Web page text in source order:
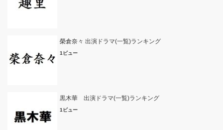
榮倉奈々 出演ドラマ(一覧)ランキング
1ビュー
黒木華 出演ドラマ(一覧)ランキング
1ビュー